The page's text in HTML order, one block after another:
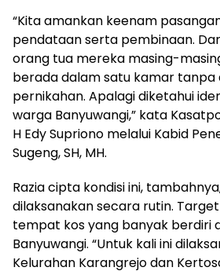
“Kita amankan keenam
pendataan serta pembinaan.
orang tua mereka masing-
berada dalam satu kamar tanpa
pernikahan. Apalagi diketahui
warga Banyuwangi,” kata
H Edy Supriono melalui Kabid
Sugeng, SH, MH.
Razia cipta kondisi ini,
dilaksanakan secara rutin.
tempat kos yang banyak berdiri
Banyuwangi. “Untuk kali ini
Kelurahan Karangrejo dan